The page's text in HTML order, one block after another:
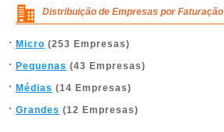
Distribuição de Empresas por Faturação
Micro (253 Empresas)
Pequenas (43 Empresas)
Médias (14 Empresas)
Grandes (12 Empresas)